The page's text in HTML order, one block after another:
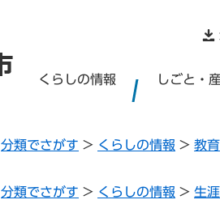
くらしの情報 しごと・
分類でさがす > くらしの情報 > 教育
分類でさがす > くらしの情報 > 生